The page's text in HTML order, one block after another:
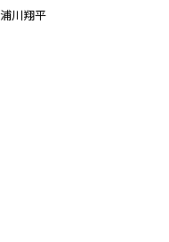
浦川翔平